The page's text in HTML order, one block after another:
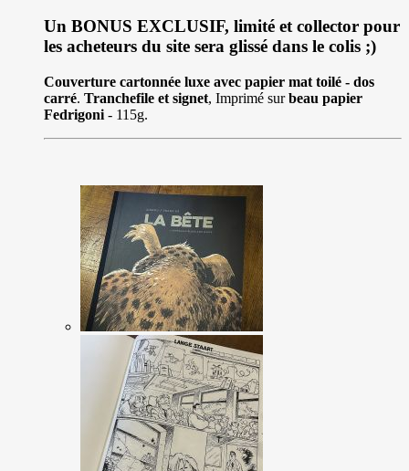
Un BONUS EXCLUSIF, limité et collector pour
les acheteurs du site sera glissé dans le colis ;)
Couverture cartonnée luxe avec papier mat toilé - dos
carré. Tranchefile et signet, Imprimé surbeau papier
Fedrigoni - 115g.